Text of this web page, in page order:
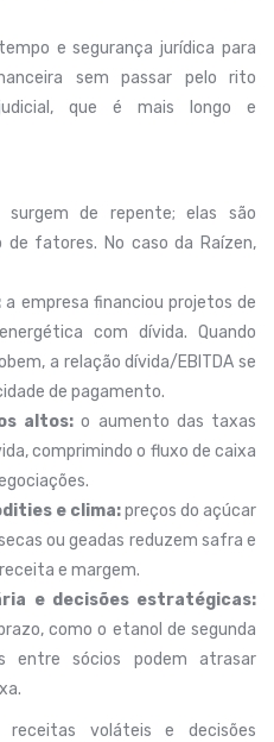
e segurança jurídica para
sem passar pelo rito
que é mais longo e
surgem de repente; elas são
fatores. No caso da Raízen,
a empresa financiou projetos de
com dívida. Quando
a relação dívida/EBITDA se
de pagamento.
altos: o aumento das taxas
comprimindo o fluxo de caixa
e clima:preços do açúcar
ou geadas reduzem safra e
e margem.
e decisões estratégicas:
como o etanol de segunda
entre sócios podem atrasar
voláteis e decisões